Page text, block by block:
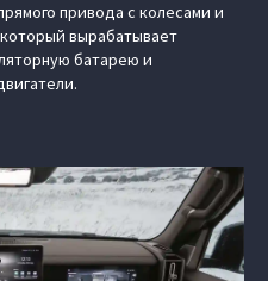
привода с колесами и
вырабатывает
батарею и